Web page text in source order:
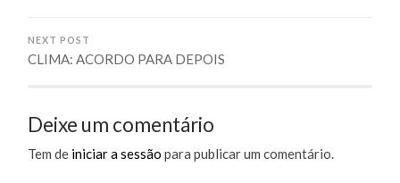
NEXT POST
CLIMA: ACORDO PARA DEPOIS
Deixe um comentário
Tem de iniciar a sessão para publicar um comentário.